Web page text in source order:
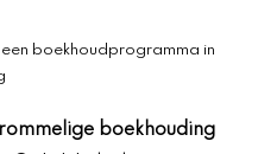
boekhoudprogramma in
rommelige boekhouding